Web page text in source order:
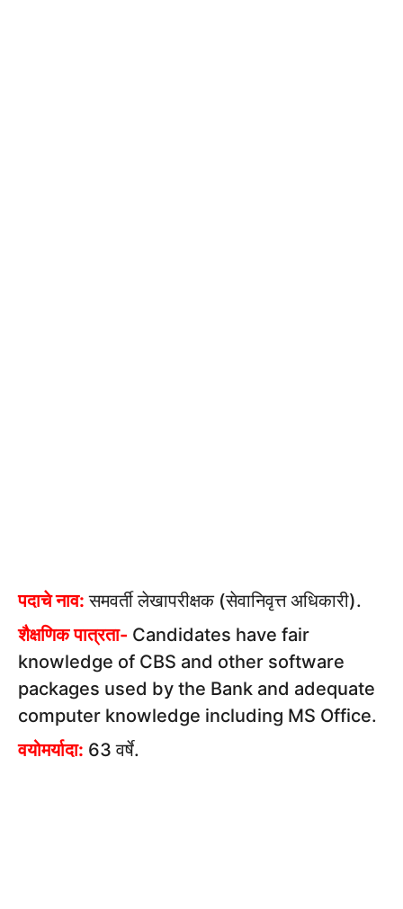
पदाचे नाव: समवर्ती लेखापरीक्षक (सेवानिवृत्त अधिकारी).
शैक्षणिक पात्रता- Candidates have fair
knowledge of CBS and other software
packages used by the Bank and adequate
computer knowledge including MS Office.
वयोमर्यादा: 63 वर्षे.